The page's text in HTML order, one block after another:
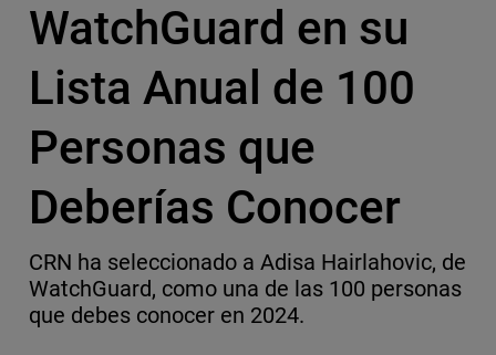
WatchGuard en su
Lista Anual de 100
Personas que
Deberías Conocer
CRN ha seleccionado a Adisa Hairlahovic, de
WatchGuard, como una de las 100 personas
que debes conocer en 2024.